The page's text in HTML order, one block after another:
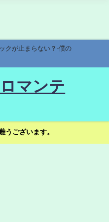
クが止まらない？-僕の
マンテ
うございます。